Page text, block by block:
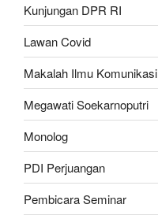
Kunjungan DPR RI
Lawan Covid
Makalah Ilmu Komunikasi
Megawati Soekarnoputri
Monolog
PDI Perjuangan
Pembicara Seminar